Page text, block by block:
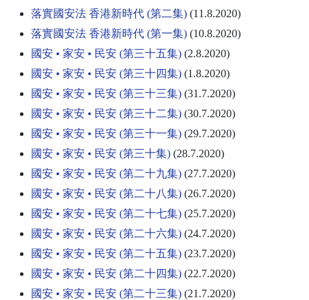
落實國安法 香港新時代 (第二集) (11.8.2020)
落實國安法 香港新時代 (第一集) (10.8.2020)
國安 • 家安 • 民安 (第三十五集) (2.8.2020)
國安 • 家安 • 民安 (第三十四集) (1.8.2020)
國安 • 家安 • 民安 (第三十三集) (31.7.2020)
國安 • 家安 • 民安 (第三十二集) (30.7.2020)
國安 • 家安 • 民安 (第三十一集) (29.7.2020)
國安 • 家安 • 民安 (第三十集) (28.7.2020)
國安 • 家安 • 民安 (第二十九集) (27.7.2020)
國安 • 家安 • 民安 (第二十八集) (26.7.2020)
國安 • 家安 • 民安 (第二十七集) (25.7.2020)
國安 • 家安 • 民安 (第二十六集) (24.7.2020)
國安 • 家安 • 民安 (第二十五集) (23.7.2020)
國安 • 家安 • 民安 (第二十四集) (22.7.2020)
國安 • 家安 • 民安 (第二十三集) (21.7.2020)